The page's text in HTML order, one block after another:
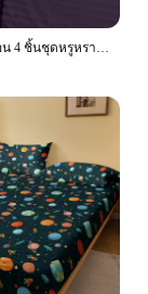
Battilo ผ้าปูที่นอน 4 ชิ้นชุดหรูหราติดตั้งแบนแผ่นปลอกหมอน Solid Stripe ชุดเครื่องนอนสําหรับ Twin Full Queen King Size